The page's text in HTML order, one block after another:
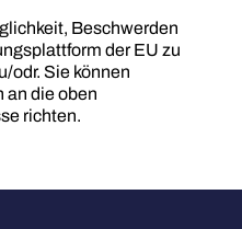
Beschwerden
der EU zu
odr. Sie können
an die oben
richten.